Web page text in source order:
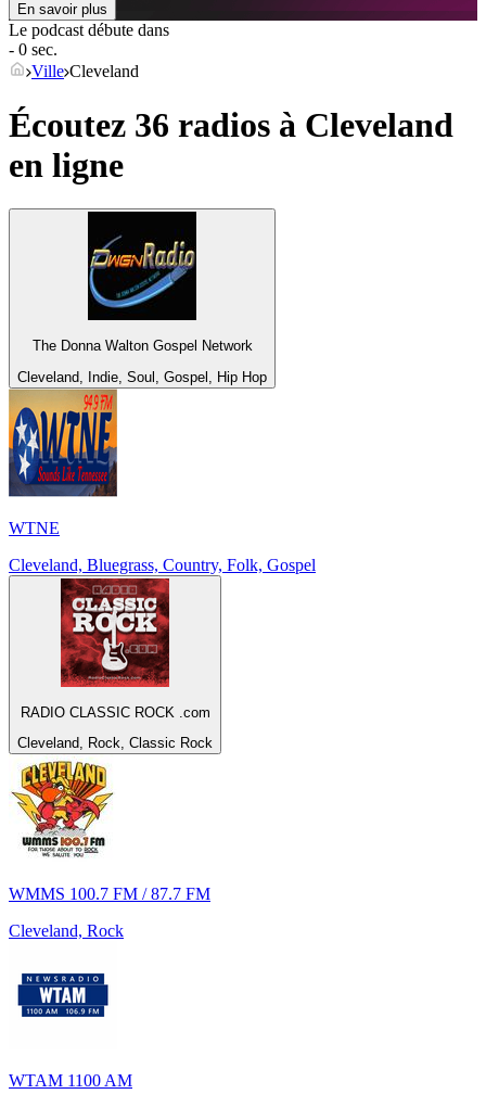
En savoir plus
Le podcast débute dans
- 0 sec.
Ville Cleveland
Écoutez 36 radios à Cleveland
en ligne
The Donna Walton Gospel Network
Cleveland, Indie, Soul, Gospel, Hip Hop
WTNE
Cleveland, Bluegrass, Country, Folk, Gospel
RADIO CLASSIC ROCK .com
Cleveland, Rock, Classic Rock
WMMS 100.7 FM / 87.7 FM
Cleveland, Rock
WTAM 1100 AM